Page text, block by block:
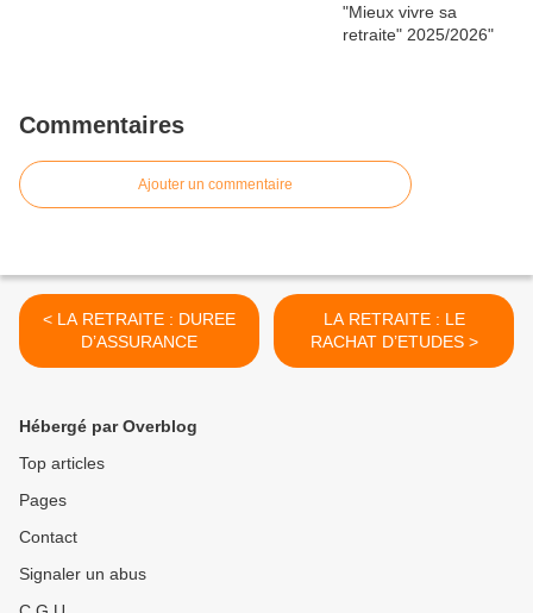
Commentaires
Ajouter un commentaire
< LA RETRAITE : DUREE
D’ASSURANCE
LA RETRAITE : LE
RACHAT D’ETUDES >
Hébergé par Overblog
Top articles
Pages
Contact
Signaler un abus